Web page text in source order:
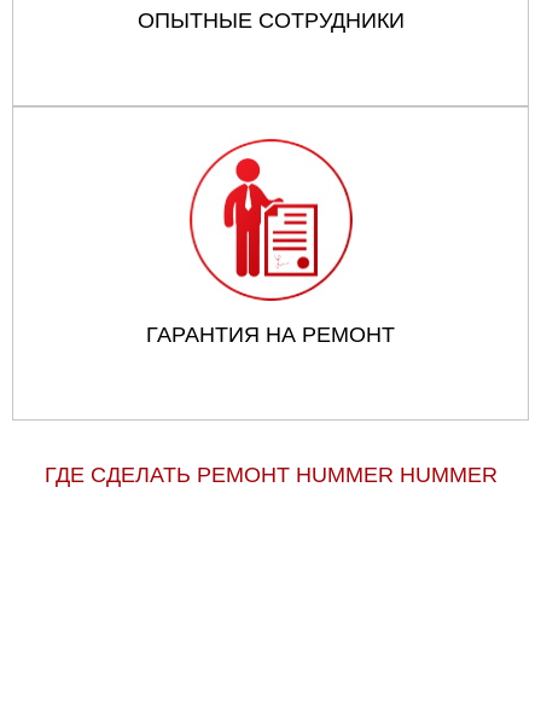
ОПЫТНЫЕ СОТРУДНИКИ
ГАРАНТИЯ НА РЕМОНТ
ГДЕ СДЕЛАТЬ РЕМОНТ HUMMER HUMMER